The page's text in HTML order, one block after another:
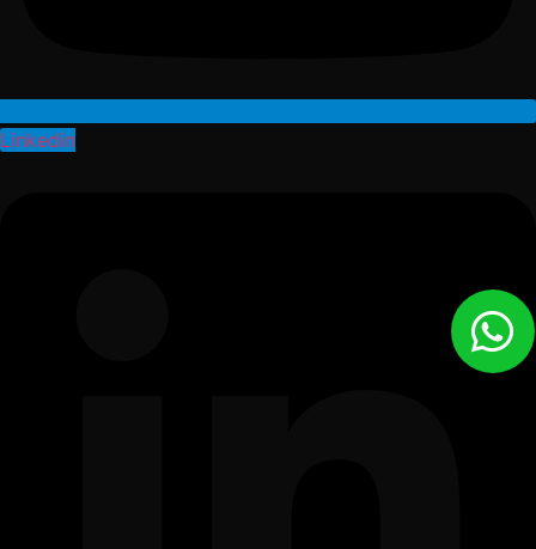
Linkedin